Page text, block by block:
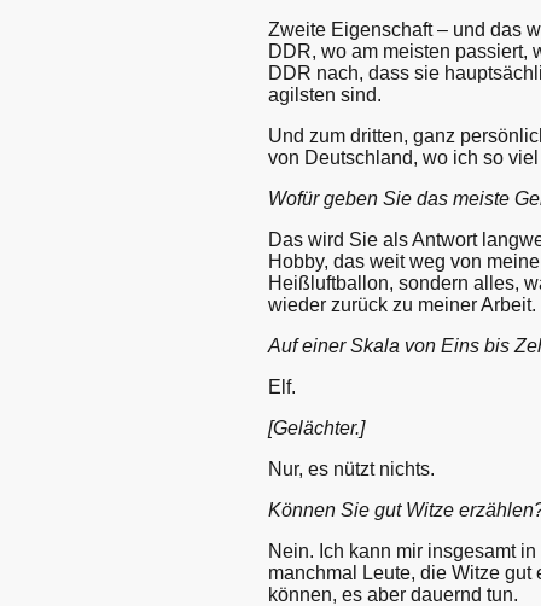
Zweite Eigenschaft – und das
DDR, wo am meisten passiert,
DDR nach, dass sie
agilsten sind.
Und zum dritten, ganz
von Deutschland, wo ich so
Wofür geben Sie das meiste
Das wird Sie als Antwort
Hobby, das weit weg von
Heißluftballon, sondern alles,
wieder zurück zu meiner Arbeit.
Auf einer Skala von Eins bis
Elf.
[Gelächter.]
Nur, es nützt nichts.
Können Sie gut Witze
Nein. Ich kann mir insgesamt
manchmal Leute, die Witze
können, es aber dauernd tun.